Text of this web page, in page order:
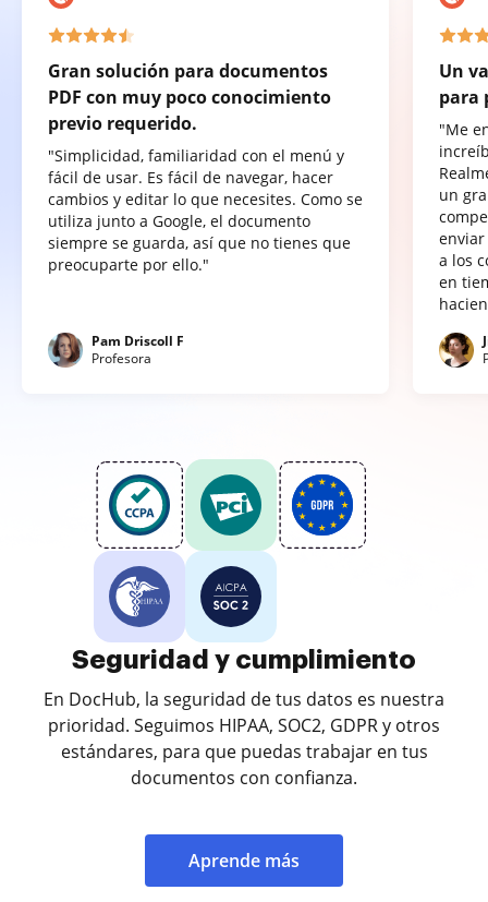
Gran solución para documentos
PDF con muy poco conocimiento
previo requerido.
"Simplicidad, familiaridad con el menú y
fácil de usar. Es fácil de navegar, hacer
cambios y editar lo que necesites. Como se
utiliza junto a Google, el documento
siempre se guarda, así que no tienes que
preocuparte por ello."
Pam Driscoll F
Profesora
Un
para
"Me
un
a los
en
Seguridad y cumplimiento
En DocHub, la seguridad de tus datos es nuestra
prioridad. Seguimos HIPAA, SOC2, GDPR y otros
estándares, para que puedas trabajar en tus
documentos con confianza.
Aprende más